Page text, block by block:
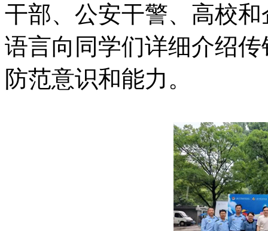
干部、公安干警、高校
语言向同学们详细介绍
防范意识和能力。